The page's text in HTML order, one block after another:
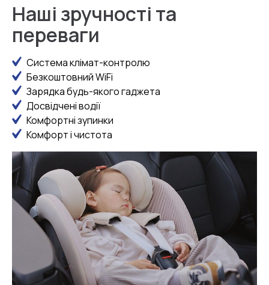
Наші зручності та
переваги
Система клімат-контролю
Безкоштовний WiFi
Зарядка будь-якого гаджета
Досвідчені водії
Комфортні зупинки
Комфорт і чистота